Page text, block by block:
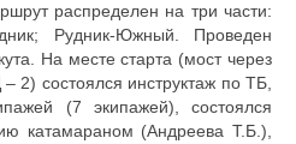
распределен на три части:
Рудник-Южный. Проведен
На месте старта (мост через
2) состоялся инструктаж по ТБ,
(7 экипажей), состоялся
катамараном (Андреева Т.Б.),